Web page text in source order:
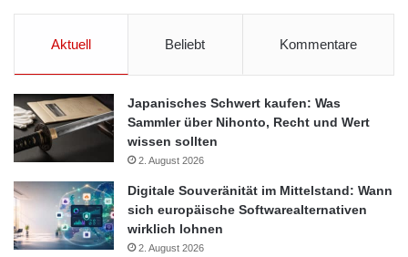
Aktuell Beliebt Kommentare
Japanisches Schwert kaufen: Was
Sammler über Nihonto, Recht und Wert
wissen sollten
2. August 2026
Digitale Souveränität im Mittelstand: Wann
sich europäische Softwarealternativen
wirklich lohnen
2. August 2026